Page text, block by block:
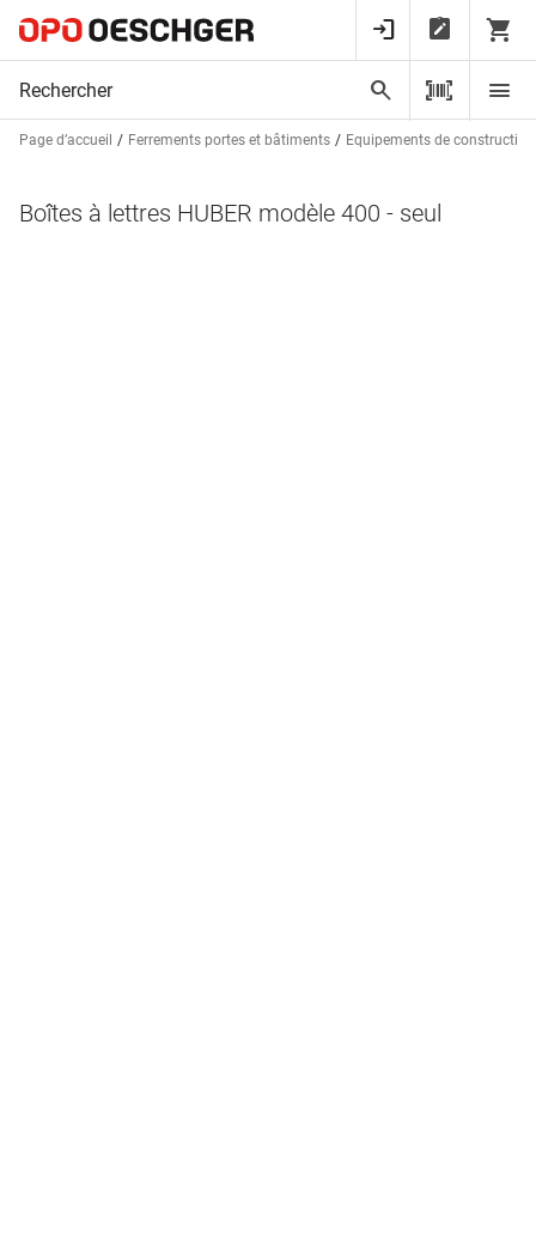
Page d’accueil Ferrements portes et bâtiments Equipements de construction
Boîtes à lettres HUBER modèle 400 - seul